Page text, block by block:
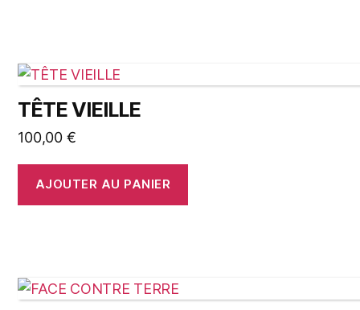
TÊTE VIEILLE
100,00 €
AJOUTER AU PANIER